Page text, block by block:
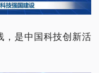
，是中国科技创新活